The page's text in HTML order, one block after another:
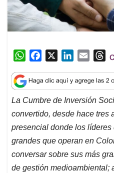
W
a
t
s
A
p
p
c
e
b
o
o
k
n
k
e
d
I
n
a
i
l
T
r
e
a
d
s
La Cumbre de Inversión
convertido, desde hace tres
presencial donde los
grandes que operan en
conversar sobre sus más
de gestión medioambiental;